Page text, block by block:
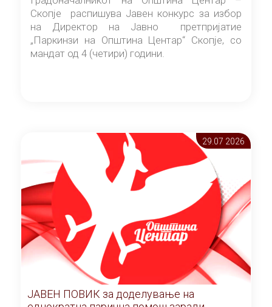
Скопје распишува Јавен конкурс за избор
на Директор на Јавно претпријатие
„Паркинзи на Општина Центар“ Скопје, со
мандат од 4 (четири) години.
29.07 2026
ЈАВЕН ПОВИК за доделување на